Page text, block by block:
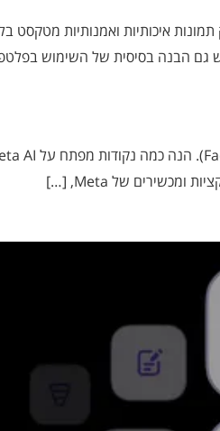
איכותיות ואמנותיות מטקסט
גם הבנה בסיסית של השימוש